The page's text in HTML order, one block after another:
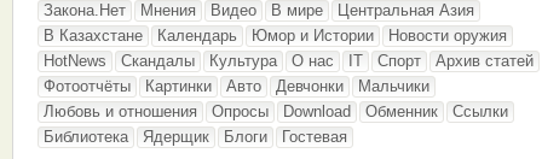
Закона.Нет
Мнения Видео В мире
Центральная Азия
В Казахстане
Календарь Юмор и Истории
Новости оружия
HotNews
Скандалы Культура О нас IT Спорт
Архив статей
Фотоотчёты
Картинки Авто Девчонки
Мальчики
Любовь и отношения
Опросы Download Обменник
Ссылки
Библиотека
Ядерщик Блоги Гостевая